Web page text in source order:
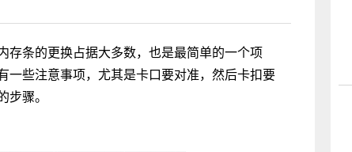
存条的更换占据大多数，也是最简单的一个项
一些注意事项，尤其是卡口要对准，然后卡扣要
骤。